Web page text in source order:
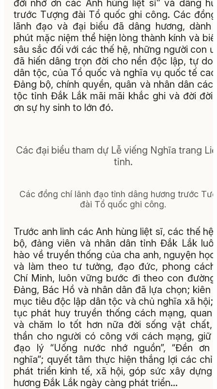
đời nhớ ơn các Anh hùng liệt sĩ” và dâng
trước Tượng đài Tổ quốc ghi công. Các
lãnh đạo và đại biểu đã dâng hương, dành
phút mặc niệm thể hiện lòng thành kính và
sâu sắc đối với các thế hệ, những người con
đã hiến dâng trọn đời cho nền độc lập, tự do
dân tộc, của Tổ quốc và nghĩa vụ quốc tế
Đảng bộ, chính quyền, quân và nhân dân các
tộc tỉnh Đắk Lắk mãi mãi khắc ghi và đời đời
ơn sự hy sinh to lớn đó.
Các đại biểu tham dự Lễ viếng Nghĩa trang
tỉnh.
Các đồng chí lãnh đạo tỉnh dâng hương trước
đài Tổ quốc ghi công.
Trước anh linh các Anh hùng liệt sĩ, các thế hệ
bộ, đảng viên và nhân dân tỉnh Đắk Lắk
hào về truyền thống của cha anh, nguyện
và làm theo tư tưởng, đạo đức, phong
Chí Minh, luôn vững bước đi theo con
Đảng, Bác Hồ và nhân dân đã lựa chọn; kiên
mục tiêu độc lập dân tộc và chủ nghĩa xã hội;
tục phát huy truyền thống cách mạng, quan
và chăm lo tốt hơn nữa đời sống vật chất,
thần cho người có công với cách mạng, giữ
đạo lý “Uống nước nhớ nguồn”, “Đền ơn
nghĩa”; quyết tâm thực hiện thắng lợi các chỉ
phát triển kinh tế, xã hội, góp sức xây dựng
hương Đắk Lắk ngày càng phát triển…